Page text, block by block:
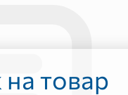
на товар